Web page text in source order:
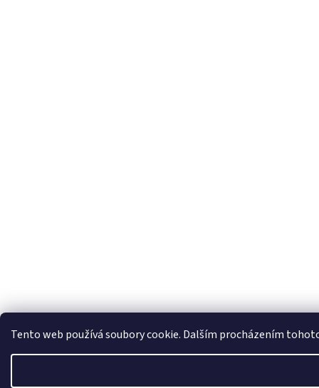
Tento web používá soubory cookie. Dalším procházením